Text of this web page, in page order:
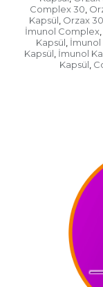
Complex 30
Kapsül Orzax 30
İmunol Complex
Kapsül İmunol
Kapsül İmunol
Kapsül